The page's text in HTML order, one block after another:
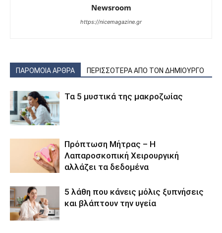
Newsroom
https://nicemagazine.gr
ΠΑΡΟΜΟΙΑ ΑΡΘΡΑ ΠΕΡΙΣΣΟΤΕΡΑ ΑΠΟ ΤΟΝ ΔΗΜΙΟΥΡΓΟ
Τα 5 μυστικά της μακροζωίας
Πρόπτωση Μήτρας – Η
Λαπαροσκοπική Χειρουργική
αλλάζει τα δεδομένα
5 λάθη που κάνεις μόλις ξυπνήσεις
και βλάπτουν την υγεία